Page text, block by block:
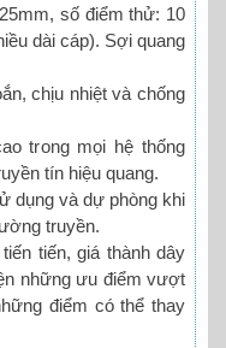
số điểm thử: 10
dài cáp). Sợi quang
chịu nhiệt và chống
trong mọi hệ thống
tín hiệu quang.
dụng và dự phòng khi
truyền.
tiến, giá thành dây
những ưu điểm vượt
điểm có thể thay